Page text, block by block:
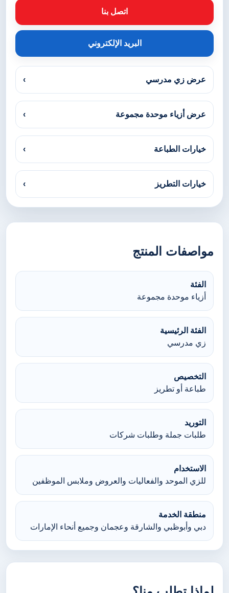
اتصل بنا
البريد الإلكتروني
عرض زي مدرسي ›
عرض أزياء موحدة مجموعة ›
خيارات الطباعة ›
خيارات التطريز ›
مواصفات المنتج
الفئة
أزياء موحدة مجموعة
الفئة الرئيسية
زي مدرسي
التخصيص
طباعة أو تطريز
التوريد
طلبات جملة وطلبات شركات
الاستخدام
للزي الموحد والفعاليات والعروض وملابس الموظفين
منطقة الخدمة
دبي وأبوظبي والشارقة وعجمان وجميع أنحاء الإمارات